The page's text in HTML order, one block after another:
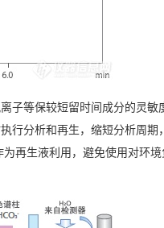
子等保较短留时间成分的灵敏
行分析和再生，缩短分析周期
再生液利用，避免使用对环